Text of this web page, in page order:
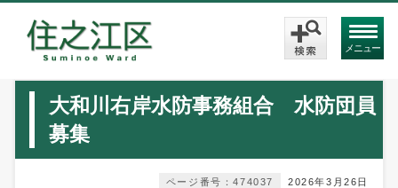
メニュー
大和川右岸水防事務組合 水防団員
募集
2026年3月26日
ページ番号：474037